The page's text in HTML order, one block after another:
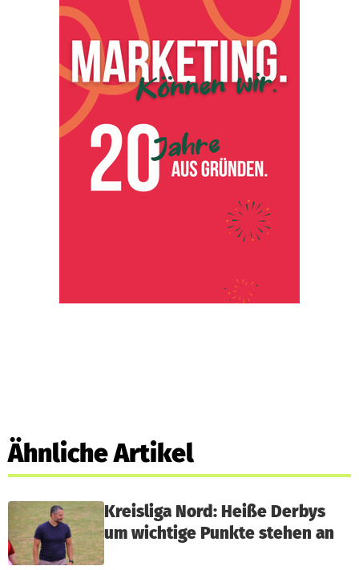
Ähnliche Artikel
Kreisliga Nord: Heiße Derbys
um wichtige Punkte stehen an